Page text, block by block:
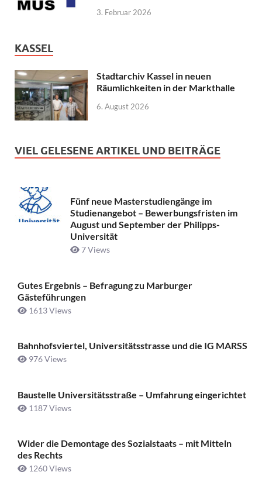
3. Februar 2026
KASSEL
Stadtarchiv Kassel in neuen
Räumlichkeiten in der Markthalle
6. August 2026
VIEL GELESENE ARTIKEL UND BEITRÄGE
Fünf neue Masterstudiengänge im
Studienangebot – Bewerbungsfristen im
August und September der Philipps-
Universität
7 Views
Gutes Ergebnis – Befragung zu Marburger
Gästeführungen
1613 Views
Bahnhofsviertel, Universitätsstrasse und die IG MARSS
976 Views
Baustelle Universitätsstraße ­– Umfahrung eingerichtet
1187 Views
Wider die Demontage des Sozialstaats – mit Mitteln
des Rechts
1260 Views